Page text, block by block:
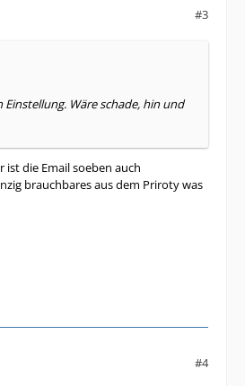
#3
Wäre schade, hin und
die Email soeben auch
brauchbares aus dem Priroty was
#4